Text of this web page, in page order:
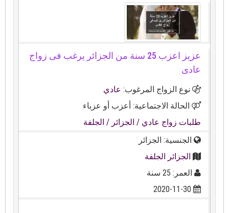
عزيز اعزب 25 سنة من الجزائر يرغب فى زواج
عادى
نوع الزواج المرغوب:عادي
الحالة الاجتماعية: أعزب أو عزباء
طلبات زواج عادي/ الجزائر / الجلفة
الجنسية: الجزائر
الجزائر الجلفة
العمر: 25 سنة
2020-11-30